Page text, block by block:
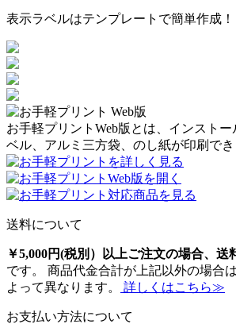
表示ラベルはテンプレートで簡単作成！
お手軽プリントWeb版とは、インスト
ベル、アルミ三方袋、のし紙が印刷でき
送料について
￥5,000円(税別）以上ご注文の場合、送
です。 商品代金合計が上記以外の場合
よって異なります。
詳しくはこちら≫
お支払い方法について